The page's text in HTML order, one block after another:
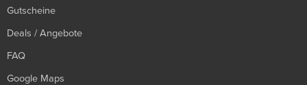
Gutscheine
Deals / Angebote
FAQ
Google Maps